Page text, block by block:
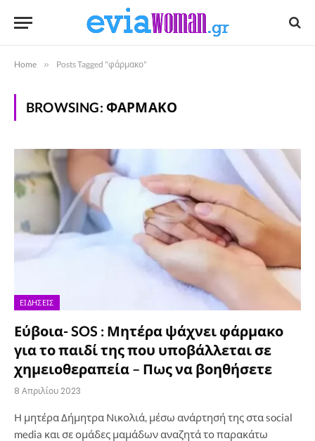
Home » Posts Tagged "φάρμακο"
BROWSING: ΦΆΡΜΑΚΟ
ΕΙΔΉΣΕΙΣ
Εύβοια- SOS : Μητέρα ψάχνει φάρμακο
για το παιδί της που υποβάλλεται σε
χημειοθεραπεία – Πως να βοηθήσετε
8 Απριλίου 2023
Η μητέρα Δήμητρα Νικολιά, μέσω ανάρτησή της στα social
media και σε ομάδες μαμάδων αναζητά το παρακάτω